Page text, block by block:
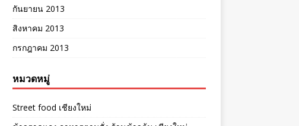
กันยายน 2013
สิงหาคม 2013
กรกฎาคม 2013
หมวดหมู่
Street food เชียงใหม่